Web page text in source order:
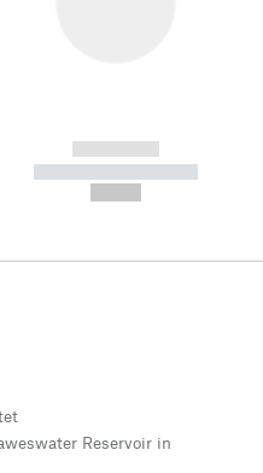
------------
----------- -----------
Reservoir in